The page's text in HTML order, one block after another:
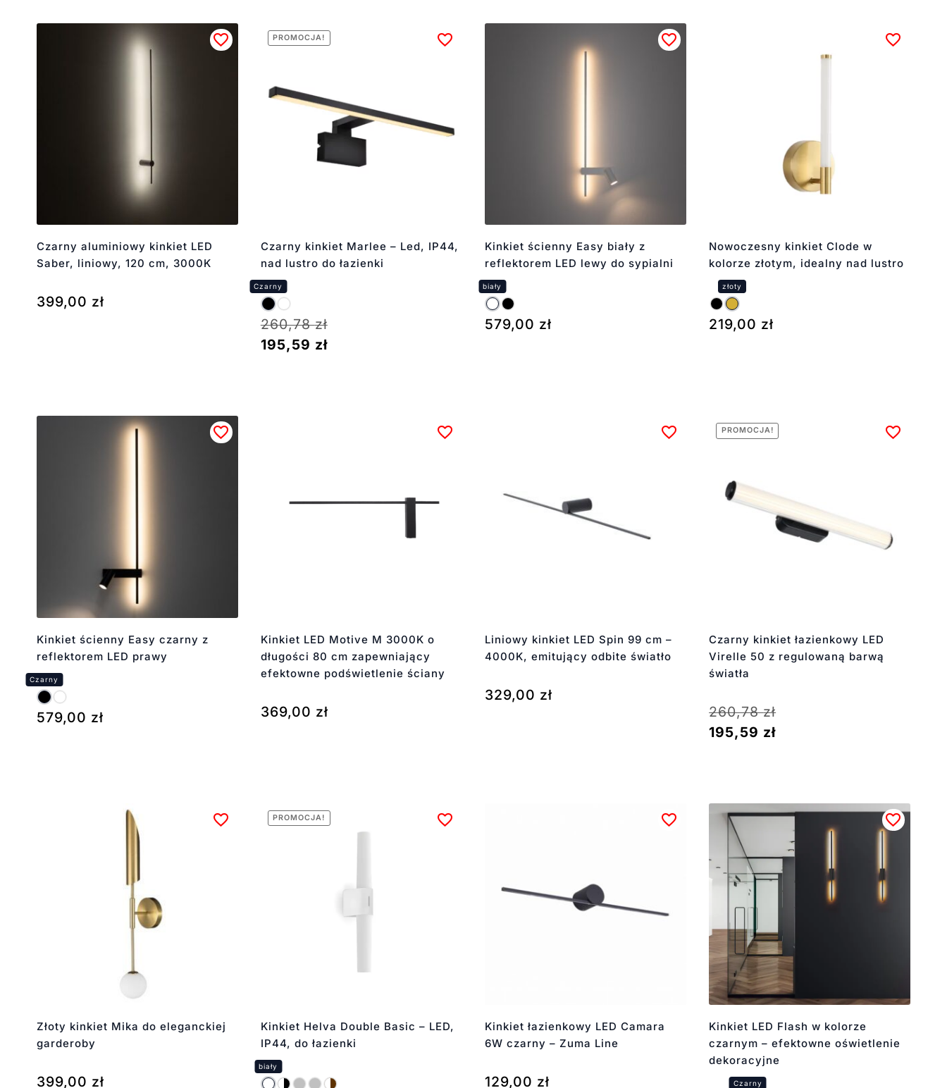
Czarny aluminiowy kinkiet LED
Saber, liniowy, 120 cm, 3000K
399,00 zł
Czarny kinkiet Marlee – Led, IP44,
nad lustro do łazienki
PROMOCJA!
260,78zł
195,59 zł
Kinkiet ścienny Easy biały z
reflektorem LED lewy do sypialni
579,00 zł
Nowoczesny kinkiet Clode w
kolorze złotym, idealny nad lustro
219,00 zł
Kinkiet ścienny Easy czarny z
reflektorem LED prawy
579,00 zł
Kinkiet LED Motive M 3000K o
długości 80 cm zapewniający
efektowne podświetlenie ściany
369,00 zł
Liniowy kinkiet LED Spin 99 cm –
4000K, emitujący odbite światło
329,00 zł
Czarny kinkiet łazienkowy LED
Virelle 50 z regulowaną barwą
światła
PROMOCJA!
260,78zł
195,59 zł
Złoty kinkiet Mika do eleganckiej
garderoby
399,00 zł
Kinkiet Helva Double Basic – LED,
IP44, do łazienki
PROMOCJA!
Kinkiet łazienkowy LED Camara
6W czarny – Zuma Line
129,00 zł
Kinkiet LED Flash w kolorze
czarnym – efektowne oświetlenie
dekoracyjne